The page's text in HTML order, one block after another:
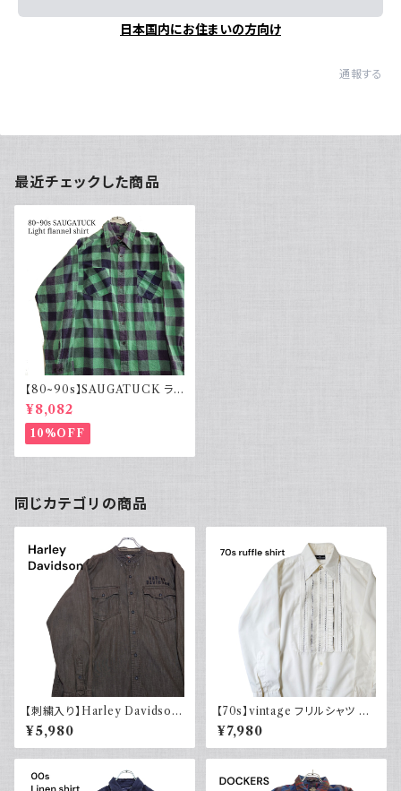
日本国内にお住まいの方向け
通報する
最近チェックした商品
【80~90s】SAUGATUCK ライ
トネルシャツ プリントネル チェッ
ク 緑
¥8,082
10%OFF
同じカテゴリの商品
【刺繍入り】Harley Davidson
ハーレーダビッドソン 長袖シャ
ツ 古着 ノーカラー
¥5,980
【70s】vintage フリルシャツ ヴ
ィンテージ古着 長袖シャツ ドレ
スシャツ 白 ホワイト系 1970年
代 レトロ
¥7,980